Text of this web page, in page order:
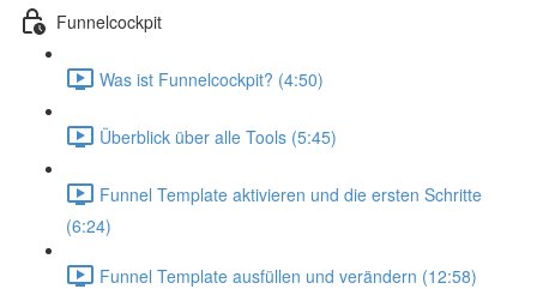
Funnelcockpit
Was ist Funnelcockpit? (4:50)
Überblick über alle Tools (5:45)
Funnel Template aktivieren und die ersten Schritte
(6:24)
Funnel Template ausfüllen und verändern (12:58)